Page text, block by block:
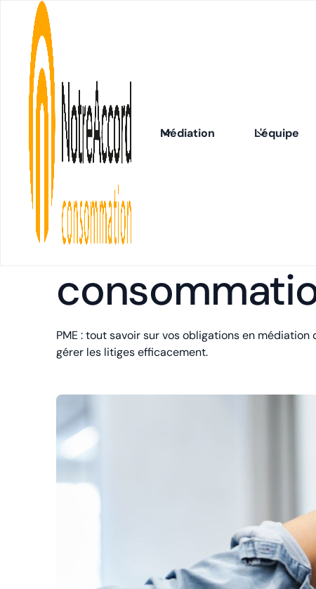
Médiation L'équipe
1 minute de lecture
Les
médiation de
PME : tout savoir sur vos obligations en
gérer les litiges efficacement.